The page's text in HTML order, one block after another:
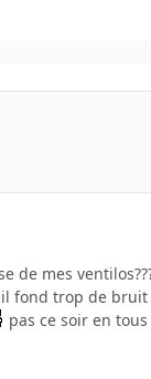
mes
fond trop de
pas ce soir en